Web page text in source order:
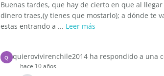
Buenas tardes, que hay de cierto en que al
dinero traes,(y tienes que mostarlo); a dónde te
estas entrando a ... Leer más
Q quierovivirenchile2014 ha respondido a una
hace 10 años